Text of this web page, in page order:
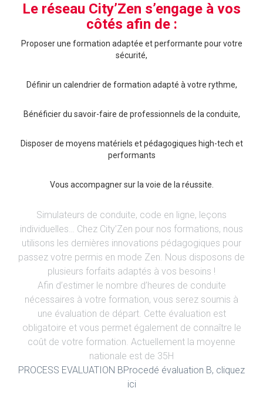
Le réseau City’Zen s’engage à vos
côtés afin de :
Proposer une formation adaptée et performante pour votre
sécurité,
Définir un calendrier de formation adapté à votre rythme,
Bénéficier du savoir-faire de professionnels de la conduite,
Disposer de moyens matériels et pédagogiques high-tech et
performants
Vous accompagner sur la voie de la réussite.
Simulateurs de conduite, code en ligne, leçons
individuelles… Chez City’Zen pour nos formations, nous
utilisons les dernières innovations pédagogiques pour
passez votre permis en mode Zen. Nous disposons de
plusieurs forfaits adaptés à vos besoins !
Afin d’estimer le nombre d’heures de conduite
nécessaires à votre formation, vous serez soumis à
une évaluation de départ. Cette évaluation est
obligatoire et vous permet également de connaître le
coût de votre formation. Actuellement la moyenne
nationale est de 35H
PROCESS EVALUATION BProcedé évaluation B, cliquez
ici